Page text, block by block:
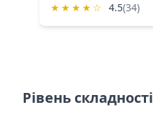
★ ★ ★ ★ ☆ 4.5(34)
Рівень складності